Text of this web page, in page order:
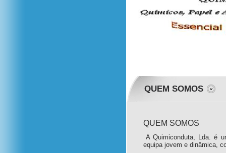
QUEM SOMOS
QUEM SOMOS
A Quimiconduta, Lda. é
equipa jovem e dinâmica,